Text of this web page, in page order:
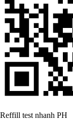
Reffill test nhanh PH